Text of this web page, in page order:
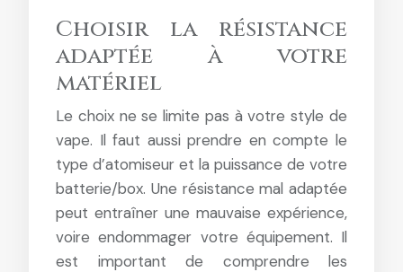
Choisir la résistance
adaptée à votre
matériel
Le choix ne se limite pas à votre style de
vape. Il faut aussi prendre en compte le
type d’atomiseur et la puissance de votre
batterie/box. Une résistance mal adaptée
peut entraîner une mauvaise expérience,
voire endommager votre équipement. Il
est important de comprendre les